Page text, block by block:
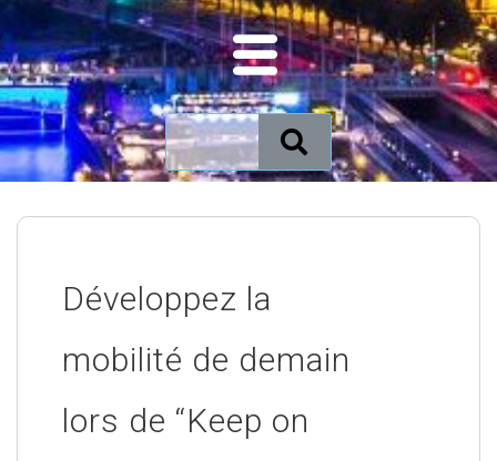
Développez la
mobilité de demain
lors de “Keep on